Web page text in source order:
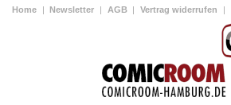
Home | Newsletter | AGB | Vertrag widerrufen |